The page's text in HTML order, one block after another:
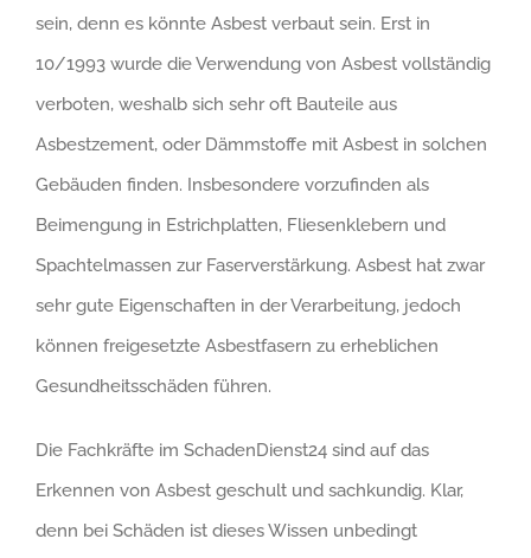
sein, denn es könnte Asbest verbaut sein. Erst in
10/1993 wurde die Verwendung von Asbest vollständig
verboten, weshalb sich sehr oft Bauteile aus
Asbestzement, oder Dämmstoffe mit Asbest in solchen
Gebäuden finden. Insbesondere vorzufinden als
Beimengung in Estrichplatten, Fliesenklebern und
Spachtelmassen zur Faserverstärkung. Asbest hat zwar
sehr gute Eigenschaften in der Verarbeitung, jedoch
können freigesetzte Asbestfasern zu erheblichen
Gesundheitsschäden führen.
Die Fachkräfte im SchadenDienst24 sind auf das
Erkennen von Asbest geschult und sachkundig. Klar,
denn bei Schäden ist dieses Wissen unbedingt